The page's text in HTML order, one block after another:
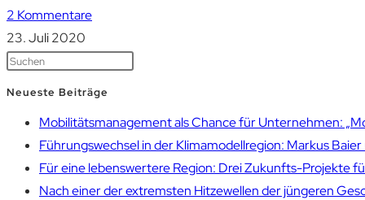
2 Kommentare
23. Juli 2020
Neueste Beiträge
Mobilitätsmanagement als Chance für Unternehmen:
Führungswechsel in der Klimamodellregion: Markus
Für eine lebenswertere Region: Drei Zukunfts-Projekte
Nach einer der extremsten Hitzewellen der jüngeren